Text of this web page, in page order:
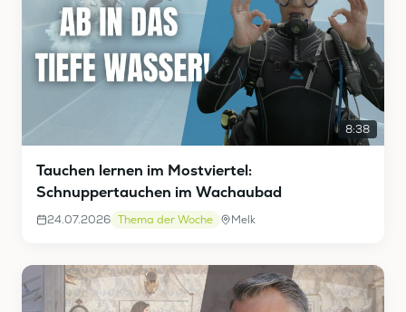
8:38
Tauchen lernen im Mostviertel:
Schnuppertauchen im Wachaubad
24.07.2026 Thema der Woche Melk